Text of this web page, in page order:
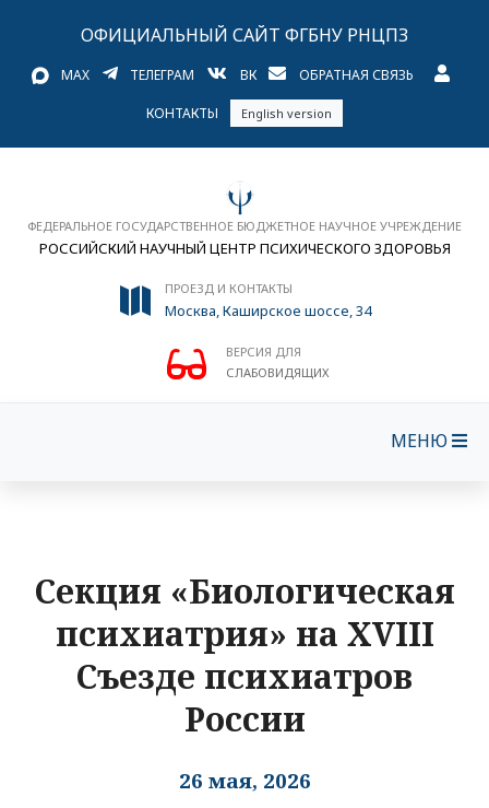
ОФИЦИАЛЬНЫЙ САЙТ ФГБНУ РНЦПЗ
MAX ТЕЛЕГРАМ ВК ОБРАТНАЯ СВЯЗЬ
КОНТАКТЫ English version
ФЕДЕРАЛЬНОЕ ГОСУДАРСТВЕННОЕ БЮДЖЕТНОЕ НАУЧНОЕ УЧРЕЖДЕНИЕ
РОССИЙСКИЙ НАУЧНЫЙ ЦЕНТР ПСИХИЧЕСКОГО ЗДОРОВЬЯ
ПРОЕЗД И КОНТАКТЫ
Москва, Каширское шоссе, 34
ВЕРСИЯ ДЛЯ
СЛАБОВИДЯЩИХ
МЕНЮ
Секция «Биологическая
психиатрия» на XVIII
Съезде психиатров
России
26 мая, 2026